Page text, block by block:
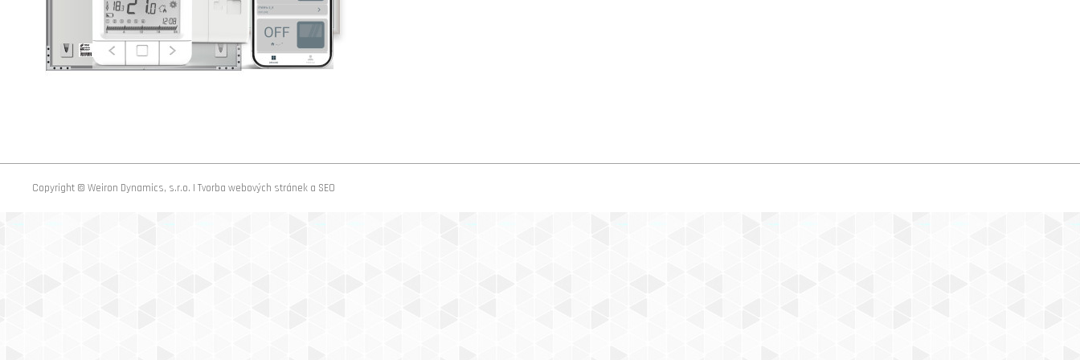
Copyright © Weiron Dynamics, s.r.o. | Tvorba webových stránek a SEO